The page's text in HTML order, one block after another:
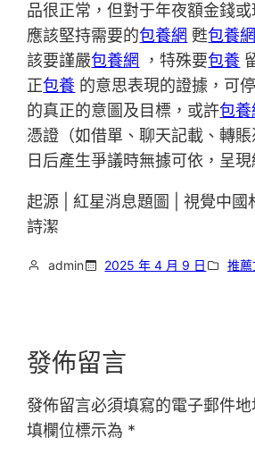
品很正常，但對于年夜額金錢或
應該堅持需要的包養網 甦包養網
該要謹嚴包養網 ，特殊要包養
正包養 的意思表現的證據，可
的真正的意圖及目標，或許包養
憑證（如借單、聊天記載、轉
日后產生爭議時無據可依，呈現
起源 | 紅星消息題圖 | 視覺中國
詩潔
admin 2025 年 4 月 9 日 推
發佈留言
發佈留言必須填寫的電子郵件地
填欄位標示為 *